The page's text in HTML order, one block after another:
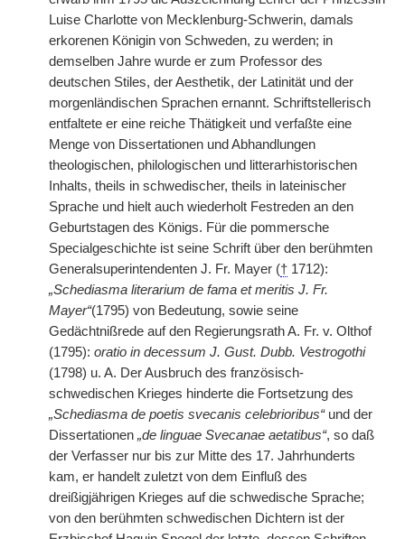
Luise Charlotte von Mecklenburg-Schwerin, damals
erkorenen Königin von Schweden, zu werden; in
demselben Jahre wurde er zum Professor des
deutschen Stiles, der Aesthetik, der Latinität und der
morgenländischen Sprachen ernannt. Schriftstellerisch
entfaltete er eine reiche Thätigkeit und verfaßte eine
Menge von Dissertationen und Abhandlungen
theologischen, philologischen und litterarhistorischen
Inhalts, theils in schwedischer, theils in lateinischer
Sprache und hielt auch wiederholt Festreden an den
Geburtstagen des Königs. Für die pommersche
Specialgeschichte ist seine Schrift über den berühmten
Generalsuperintendenten J. Fr. Mayer († 1712):
„Schediasma literarium de fama et meritis J. Fr.
Mayer“(1795) von Bedeutung, sowie seine
Gedächtnißrede auf den Regierungsrath A. Fr. v. Olthof
(1795): oratio in decessum J. Gust. Dubb. Vestrogothi
(1798) u. A. Der Ausbruch des französisch-
schwedischen Krieges hinderte die Fortsetzung des
„Schediasma de poetis svecanis celebrioribus“und der
Dissertationen „de linguae Svecanae aetatibus“, so daß
der Verfasser nur bis zur Mitte des 17. Jahrhunderts
kam, er handelt zuletzt von dem Einfluß des
dreißigjährigen Krieges auf die schwedische Sprache;
von den berühmten schwedischen Dichtern ist der